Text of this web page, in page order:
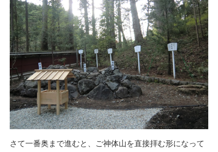
さて一番奥まで進むと、ご神体山を直接拝む形になって